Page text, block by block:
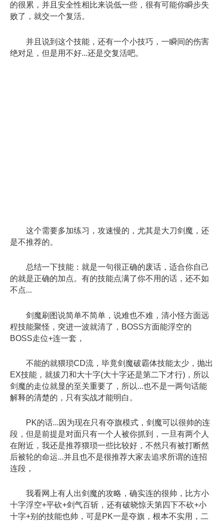
的很累，并且安全性相比来说低一些，很有可能你瞬步失
败了，就交一个复活。
并且说到这个技能，还有一个小技巧，一瞬间的伤害
绝对足，但是用不好...还是交复活吧。
这个需要多加练习，攻速慢的，尤其是大刀剑魔，还
是不推荐的。
总结一下技能：就是一句很正确的废话，适合你自己
的就是正确的加点。有的技能点满了你不用的话，还不如
不点...
剑魔刷图说简单不简单，说难也不难，清小怪方面远
程技能聚怪，突进一波就清了，BOSS方面能浮空的
BOSS走位+连一套，
不能的就猥琐CD流，毕竟剑魔破霸体技能太少，抛出
EX技能，就拔刀和大十字(大十字还是第二下才行)，所以
剑魔的走位就显的至关重要了，所以...也不是一两句话能
解释的清楚的，只有实战才能明白。
PK的话...因为现在只有夺旗模式，剑魔可以很帅的连
段，但是前提是对面只有一个人被你抓到，一旦有两个人
在附近，我还是推荐猥琐一些比较好，不然只有被打断然
后被轮的命运...并且也不是很推荐大家去追求所谓的连招
连段，
我看网上有人出剑魔的攻略，确实连的很帅，比方小
十字浮空+平砍+剑气百斩，还有破晓惊天第四下不砍+小
十字+别的技能也帅，可是PK一是夺旗，根本不实用，二